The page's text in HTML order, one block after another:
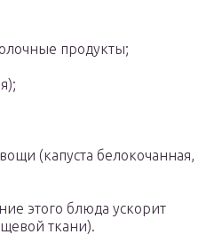
продукты;
(капуста белокочанная,
этого блюда ускорит
ткани).